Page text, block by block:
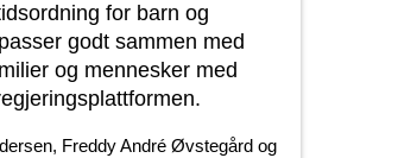
for barn og
godt sammen med
og mennesker med
Freddy André Øvstegård og